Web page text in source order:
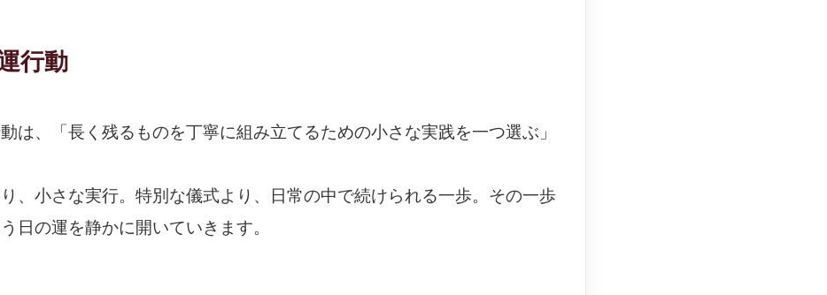
行動
は、「長く残るものを丁寧に組み立てるための小さな実践を一つ選ぶ」
、小さな実行。特別な儀式より、日常の中で続けられる一歩。その一歩
日の運を静かに開いていきます。